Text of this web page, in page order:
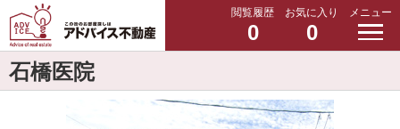
閲覧履歴
0
お気に入り
0
メニュー
石橋医院